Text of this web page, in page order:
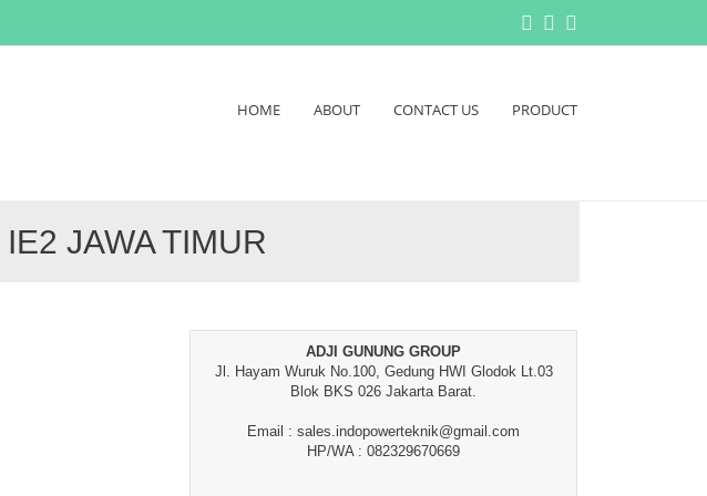
HOME ABOUT CONTACT US PRODUCT
JAWA TIMUR
ADJI GUNUNG GROUP
Jl. Hayam Wuruk No.100, Gedung HWI Glodok Lt.03
Blok BKS 026 Jakarta Barat.
Email : sales.indopowerteknik@gmail.com
HP/WA : 082329670669